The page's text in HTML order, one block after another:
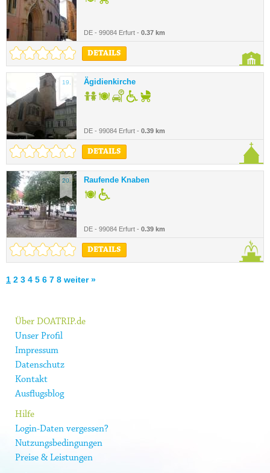
DE - 99084 Erfurt - 0.37 km
DETAILS
19. Ägidienkirche
DE - 99084 Erfurt - 0.39 km
DETAILS
20. Raufende Knaben
DE - 99084 Erfurt - 0.39 km
DETAILS
1 2 3 4 5 6 7 8 weiter »
Über DOATRIP.de
Unser Profil
Impressum
Datenschutz
Kontakt
Ausflugsblog
Hilfe
Login-Daten vergessen?
Nutzungsbedingungen
Preise & Leistungen